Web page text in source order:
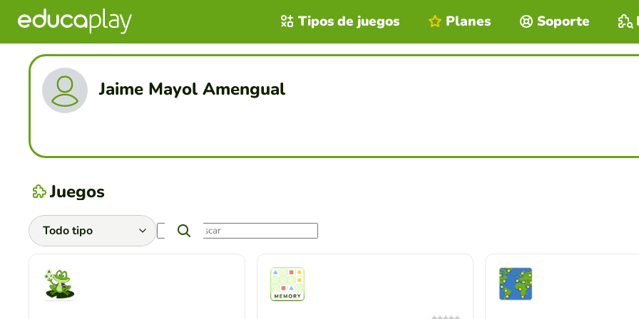
Tipos de juegos Planes Soporte
Jaime Mayol Amengual
Juegos